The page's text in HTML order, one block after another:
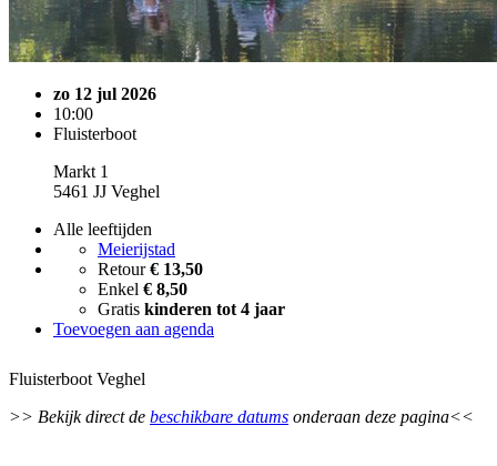
zo 12 jul 2026
10:00
Fluisterboot
Markt 1
5461 JJ Veghel
Alle leeftijden
Meierijstad
Retour€ 13,50
Enkel € 8,50
Gratis kinderen tot 4 jaar
Toevoegen aan agenda
Fluisterboot Veghel
>> Bekijk direct de beschikbare datums onderaan deze pagina<<